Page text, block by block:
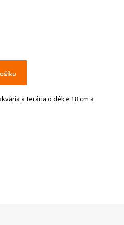
a terária o délce 18 cm a